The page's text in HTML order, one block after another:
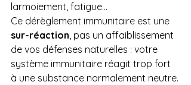
larmoiement, fatigue…
Ce dérèglement immunitaire est une
sur-réaction, pas un affaiblissement
de vos défenses naturelles : votre
système immunitaire réagit trop fort
à une substance normalement neutre.